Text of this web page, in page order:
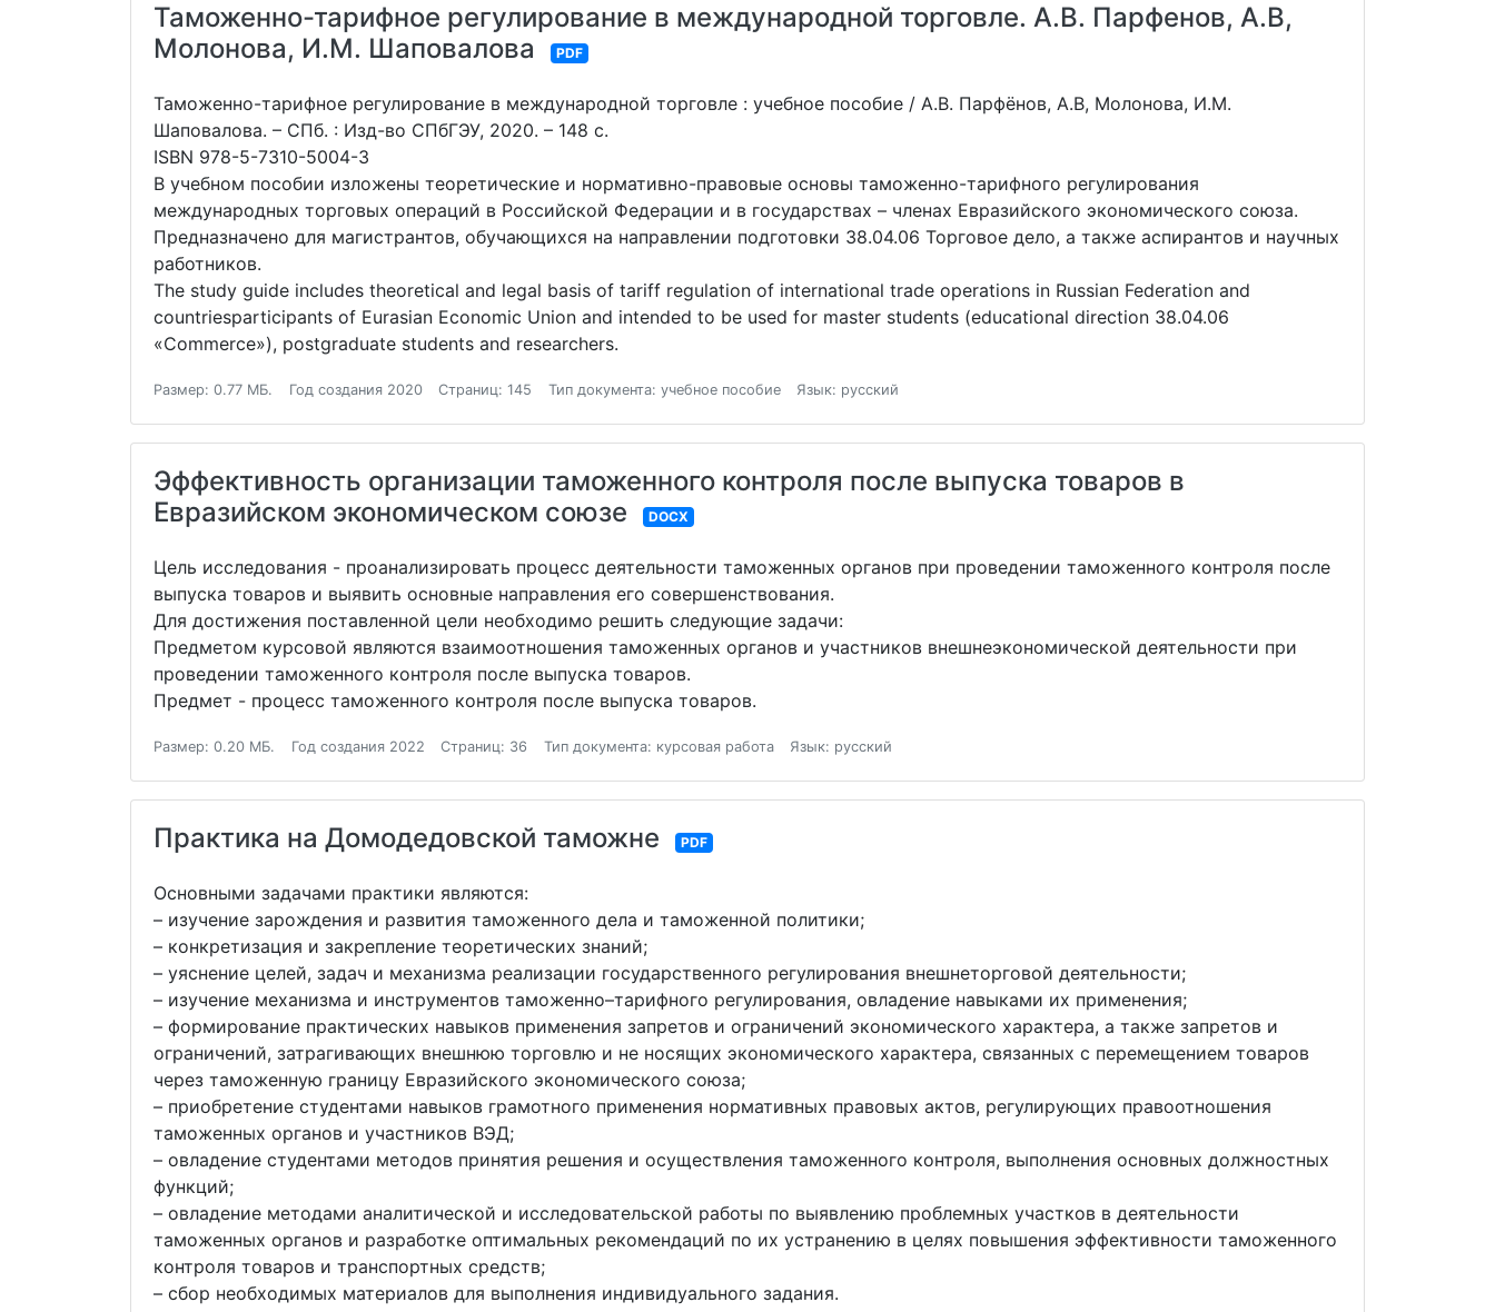
Таможенно-тарифное регулирование в международной торговле. А.В. Парфенов, А.В,
Молонова, И.М. Шаповалова
PDF
Таможенно-тарифное регулирование в международной торговле : учебное пособие / А.В. Парфёнов, А.В, Молонова, И.М.
Шаповалова. – СПб. : Изд-во СПбГЭУ, 2020. – 148 с.
ISBN 978-5-7310-5004-3
В учебном пособии изложены теоретические и нормативно-правовые основы таможенно-тарифного регулирования
международных торговых операций в Российской Федерации и в государствах – членах Евразийского экономического союза.
Предназначено для магистрантов, обучающихся на направлении подготовки 38.04.06 Торговое дело, а также аспирантов и научных
работников.
The study guide includes theoretical and legal basis of tariff regulation of international trade operations in Russian Federation and
countriesparticipants of Eurasian Economic Union and intended to be used for master students (educational direction 38.04.06
«Commerce»), postgraduate students and researchers.
Размер: 0.77 МБ. Год создания 2020 Страниц: 145 Тип документа: учебное пособие Язык: русский
Эффективность организации таможенного контроля после выпуска товаров в
Евразийском экономическом союзе
DOCX
Цель исследования - проанализировать процесс деятельности таможенных органов при проведении таможенного контроля после
выпуска товаров и выявить основные направления его совершенствования.
Для достижения поставленной цели необходимо решить следующие задачи:
Предметом курсовой являются взаимоотношения таможенных органов и участников внешнеэкономической деятельности при
проведении таможенного контроля после выпуска товаров.
Предмет - процесс таможенного контроля после выпуска товаров.
Размер: 0.20 МБ. Год создания 2022 Страниц: 36 Тип документа: курсовая работа Язык: русский
Практика на Домодедовской таможне PDF
Основными задачами практики являются:
– изучение зарождения и развития таможенного дела и таможенной политики;
– конкретизация и закрепление теоретических знаний;
– уяснение целей, задач и механизма реализации государственного регулирования внешнеторговой деятельности;
– изучение механизма и инструментов таможенно–тарифного регулирования, овладение навыками их применения;
– формирование практических навыков применения запретов и ограничений экономического характера, а также запретов и
ограничений, затрагивающих внешнюю торговлю и не носящих экономического характера, связанных с перемещением товаров
через таможенную границу Евразийского экономического союза;
– приобретение студентами навыков грамотного применения нормативных правовых актов, регулирующих правоотношения
таможенных органов и участников ВЭД;
– овладение студентами методов принятия решения и осуществления таможенного контроля, выполнения основных должностных
функций;
– овладение методами аналитической и исследовательской работы по выявлению проблемных участков в деятельности
таможенных органов и разработке оптимальных рекомендаций по их устранению в целях повышения эффективности таможенного
контроля товаров и транспортных средств;
– сбор необходимых материалов для выполнения индивидуального задания.